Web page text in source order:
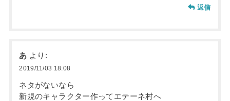
返信
あ より:
2019/11/03 18:08
ネタがないなら
新規のキャラクター作ってエテーネ村へ